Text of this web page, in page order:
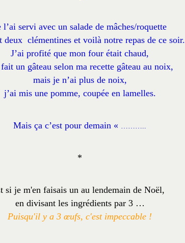
l’ai servi avec un salade de mâches/roquette
deux clémentines et voilà notre repas de ce soir.
J’ai profité que mon four était chaud,
un gâteau selon ma recette gâteau au noix,
mais je n’ai plus de noix,
j’ai mis une pomme, coupée en lamelles.
Mais ça c’est pour demain « ………..
*
si je m'en faisais un au lendemain de Noël,
en divisant les ingrédients par 3 …
Puisqu'il y a 3 œufs, c'est impeccable !